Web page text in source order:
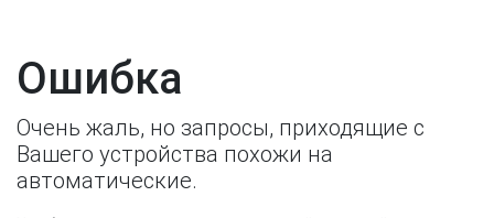
Ошибка
Очень жаль, но запросы, приходящие с
Вашего устройства похожи на
автоматические.